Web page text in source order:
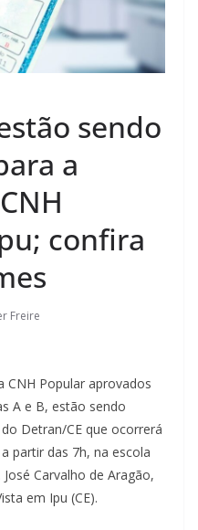
sendo
a
confira
Freire
CNH Popular aprovados
A e B, estão sendo
Detran/CE que ocorrerá
partir das 7h, na escola
Carvalho de Aragão,
em Ipu (CE).